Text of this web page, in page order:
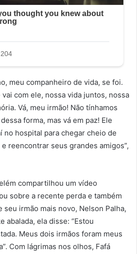
meu companheiro de vida, se foi.
com ele, nossa vida juntos, nossa
Vá, meu irmão! Não tínhamos
forma, mas vá em paz! Ele
no hospital para chegar cheio de
reencontrar seus grandes amigos”,
compartilhou um vídeo
sobre a recente perda e também
irmão mais novo, Nelson Palha,
abalada, ela disse: “Estou
Meus dois irmãos foram meus
Com lágrimas nos olhos, Fafá